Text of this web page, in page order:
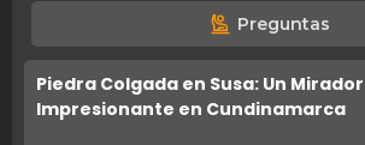
Preguntas
Piedra Colgada en Susa: Un
Impresionante en Cundinamarca